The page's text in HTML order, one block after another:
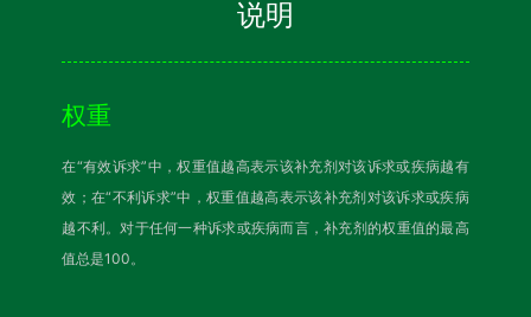
说明
权重
在“有效诉求”中，权重值越高表示该补充剂对该诉求或疾病越有
效；在“不利诉求”中，权重值越高表示该补充剂对该诉求或疾病
越不利。对于任何一种诉求或疾病而言，补充剂的权重值的最高
值总是100。